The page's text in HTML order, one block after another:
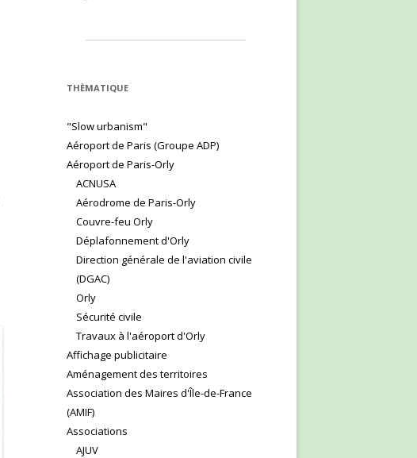
THÈMATIQUE
"Slow urbanism"
Aéroport de Paris (Groupe ADP)
Aéroport de Paris-Orly
ACNUSA
Aérodrome de Paris-Orly
Couvre-feu Orly
Déplafonnement d'Orly
Direction générale de l'aviation civile
(DGAC)
Orly
Sécurité civile
Travaux à l'aéroport d'Orly
Affichage publicitaire
Aménagement des territoires
Association des Maires d'Île-de-France
(AMIF)
Associations
AJUV